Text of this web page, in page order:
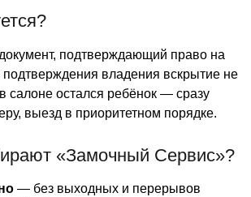
подтверждающий право на
владения вскрытие не
салоне остался ребёнок — сразу
выезд в приоритетном порядке.
«Замочный Сервис»?
— без выходных и перерывов